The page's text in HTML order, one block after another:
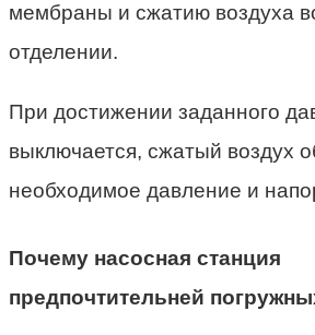
мембраны и сжатию воздуха
отделении.
При достижении заданного
выключается, сжатый воздух
необходимое давление и
Почему насосная станция
предпочтительней